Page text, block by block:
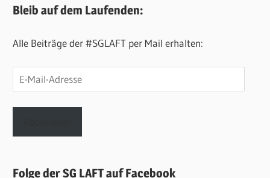
Bleib auf dem Laufenden:
Alle Beiträge der #SGLAFT per Mail erhalten:
E-
Mail-
Adresse
Folge der SG LAFT auf Facebook